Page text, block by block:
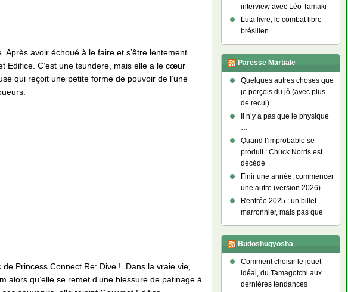
Après avoir échoué à le faire et s’être lentement
Edifice. C’est une tsundere, mais elle a le cœur
qui reçoit une petite forme de pouvoir de l’une
Princess Connect Re: Dive !. Dans la vraie vie,
qu’elle se remet d’une blessure de patinage à
interview avec Léo Tamaki
Luta livre, le combat libre
brésilien
Paresse Martiale
Quelques autres choses que
je perçois du jô (avec plus
de recul)
Il n’y a pas que le physique
…
Quand l’improbable se
produit : Chuck Norris est
décédé
Finir une année, commencer
une autre (version 2026)
Rentrée 2025 : un billet
marronnier, mais pas que
Budoshugyosha
Comment choisir le jouet
idéal, du Tamagotchi aux
dernières tendances